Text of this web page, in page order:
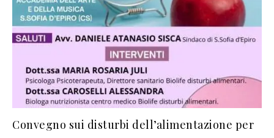
Convegno sui disturbi dell’alimentazione per